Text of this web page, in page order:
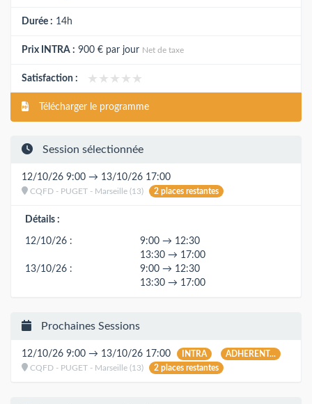
Durée : 14h
Prix INTRA : 900 € par jour Net de taxe
Satisfaction : ★★★★★
★★★★★
Télécharger le programme
Session sélectionnée
12/10/26 9:00 → 13/10/26 17:00
CQFD - PUGET - Marseille (13) 2 places restantes
Détails :
12/10/26 :
9:00 → 12:30
13:30 → 17:00
13/10/26 :
9:00 → 12:30
13:30 → 17:00
Prochaines Sessions
12/10/26 9:00 → 13/10/26 17:00 INTRA
ADHERENT...
CQFD - PUGET - Marseille (13)
2 places restantes